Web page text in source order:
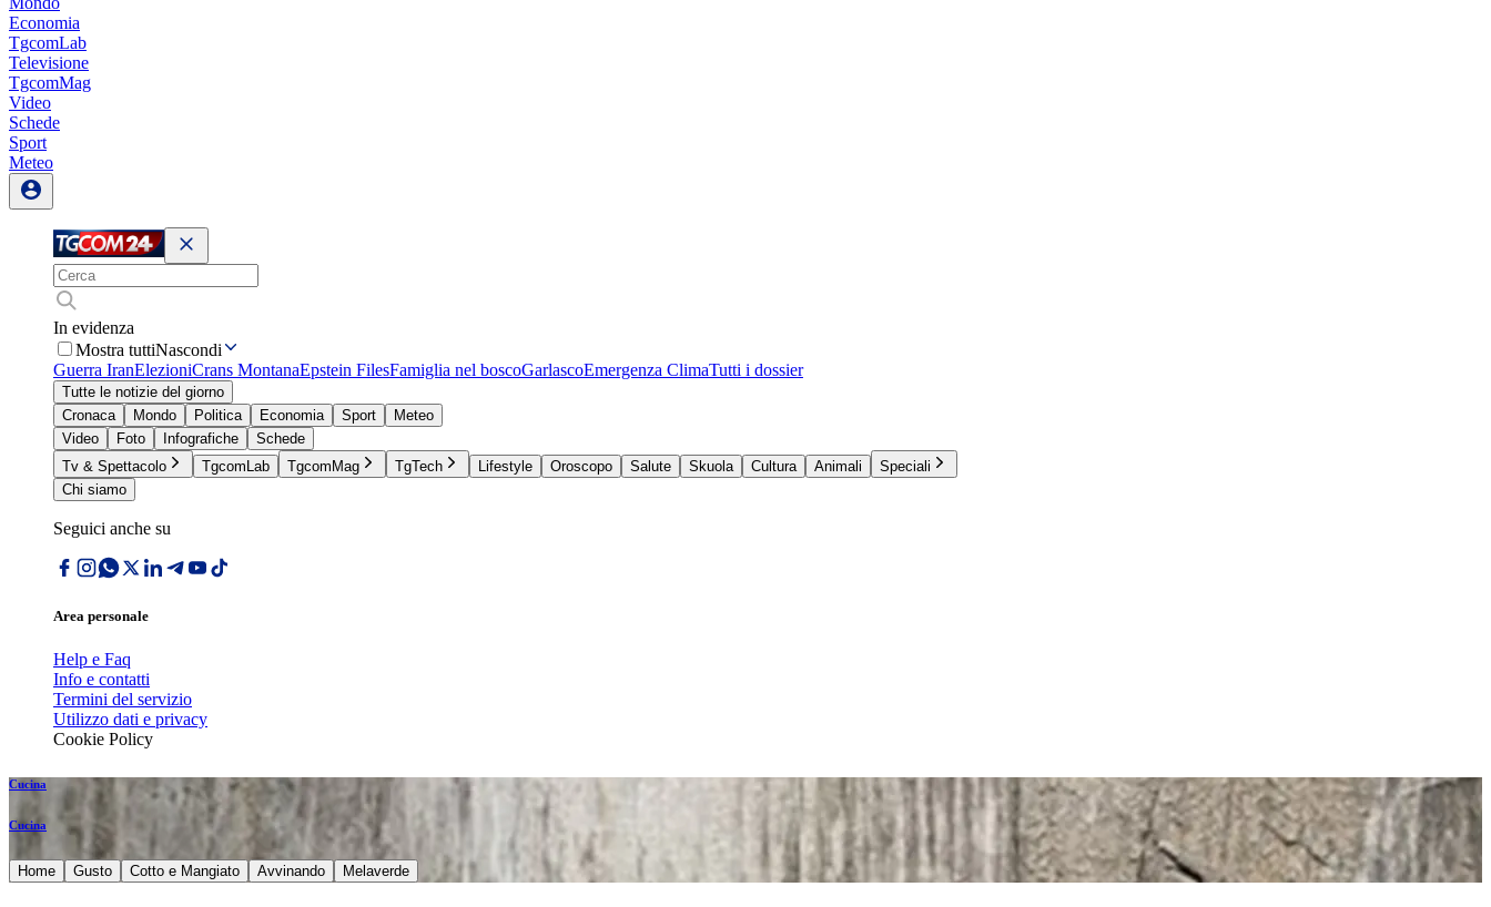
Economia
TgcomLab
Televisione
TgcomMag
Video
Schede
Sport
Meteo
In evidenza
Mostra tuttiNascondi
Guerra IranElezioniCrans MontanaEpstein FilesFamiglia nel boscoGarlascoEmergenza ClimaTutti i dossier
Tutte le notizie del giorno
Cronaca
Mondo Politica Economia Sport
Meteo
Video
Foto Infografiche
Schede
Tv & Spettacolo
TgcomLab TgcomMag TgTech Lifestyle Oroscopo Salute Skuola Cultura Animali
Speciali
Chi siamo
Seguici anche su
Area personale
Help e Faq
Info e contatti
Termini del servizio
Utilizzo dati e privacy
Cookie Policy
Cucina
Cucina
Home Gusto Cotto e Mangiato Avvinando Melaverde